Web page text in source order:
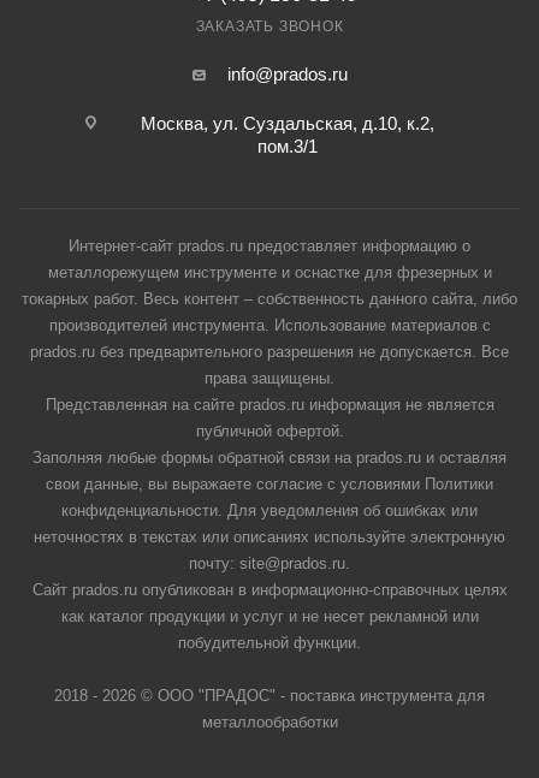
ЗАКАЗАТЬ ЗВОНОК
info@prados.ru
Москва, ул. Суздальская, д.10, к.2,
пом.3/1
Интернет-сайт prados.ru предоставляет информацию о
металлорежущем инструменте и оснастке для фрезерных и
токарных работ. Весь контент – собственность данного сайта, либо
производителей инструмента. Использование материалов с
prados.ru без предварительного разрешения не допускается. Все
права защищены.
Представленная на сайте prados.ru информация не является
публичной офертой.
Заполняя любые формы обратной связи на prados.ru и оставляя
свои данные, вы выражаете согласие с условиями Политики
конфиденциальности. Для уведомления об ошибках или
неточностях в текстах или описаниях используйте электронную
почту: site@prados.ru.
Сайт prados.ru опубликован в информационно-справочных целях
как каталог продукции и услуг и не несет рекламной или
побудительной функции.
2018 - 2026 © ООО "ПРАДОС" - поставка инструмента для
металлообработки